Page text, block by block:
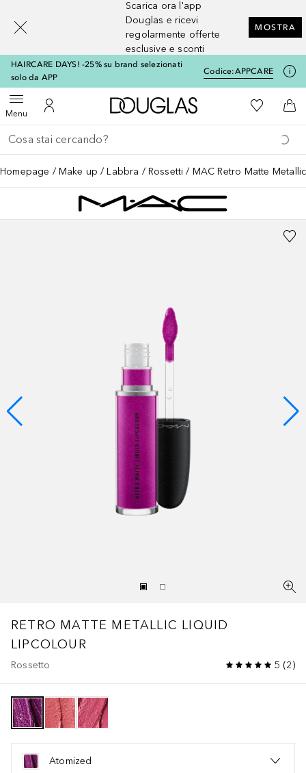
Scarica ora l'app
Douglas e ricevi
regolarmente offerte
esclusive e sconti
MOSTRA
HAIRCARE DAYS! -25% su brand selezionati
solo da APP
Codice:APPCARE
MenuApri menuAl Mio Account
A Douglas HomeAlla Mia
Al
Torna indietro
Esegui ricerca
Homepage Make up Labbra Rossetti MAC Retro Matte
RETRO MATTE METALLIC LIQUID
LIPCOLOUR
Rossetto 5 (2)
Atomized
[navigation.slideout.screenreader]